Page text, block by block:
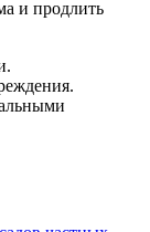
и продлить